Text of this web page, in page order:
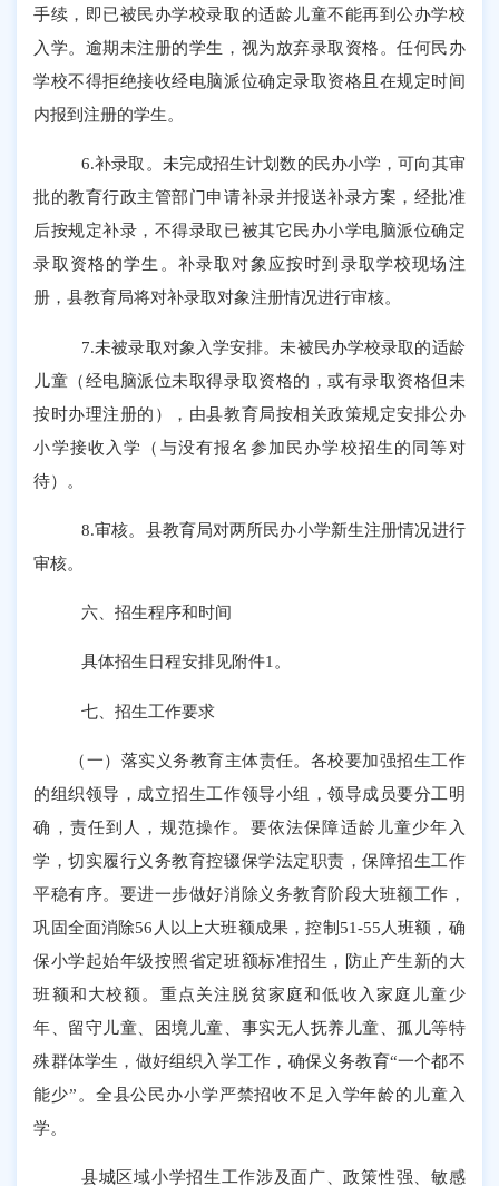
手续，即已被民办学校录取的适龄儿童不能再到公办学校
入学。逾期未注册的学生，视为放弃录取资格。任何民办
学校不得拒绝接收经电脑派位确定录取资格且在规定时间
内报到注册的学生。
6.补录取。未完成招生计划数的民办小学，可向其审
批的教育行政主管部门申请补录并报送补录方案，经批准
后按规定补录，不得录取已被其它民办小学电脑派位确定
录取资格的学生。补录取对象应按时到录取学校现场注
册，县教育局将对补录取对象注册情况进行审核。
7.未被录取对象入学安排。未被民办学校录取的适龄
儿童（经电脑派位未取得录取资格的，或有录取资格但未
按时办理注册的），由县教育局按相关政策规定安排公办
小学接收入学（与没有报名参加民办学校招生的同等对
待）。
8.审核。县教育局对两所民办小学新生注册情况进行
审核。
六 、招生程序和时间
具体招生日程安排见附件1 。
七 、招生工作要求
（一）落实义务教育主体责任。 各校要加强招生工作
的组织领导，成立招生工作领导小组，领导成员要分工明
确，责任到人，规范操作。 要依法保障适龄儿童少年入
学，切实履行义务教育控辍保学法定职责，保障招生工作
平稳有序。要进一步做好消除义务教育阶段大班额工作，
巩固全面消除56 人以上大班额成果，控制 51-55 人班额，确
保小学起始年级按照省定班额标准招生，防止产生新的大
班额和大校额。重点关注脱贫家庭和低收入家庭儿童少
年、留守儿童、困境儿童、事实无人抚养儿童、孤儿等特
殊群体学生，做好组织入学工作，确保义务教育“一个都不
能少” 。全县公民办小学严禁招收不足入学年龄的儿童入
学。
县城区域小学招生工作涉及面广、政策性强、敏感